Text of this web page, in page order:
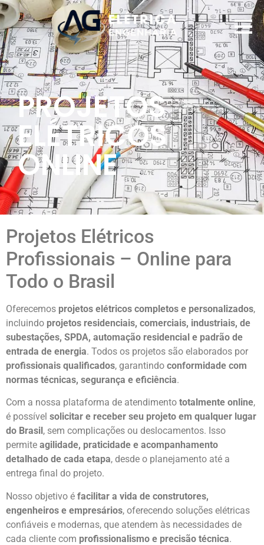
PROJETOS
ELÉTRICOS
ONLINE
Projetos Elétricos
Profissionais – Online para
Todo o Brasil
Oferecemos projetos elétricos completos e personalizados,
incluindo projetos residenciais, comerciais, industriais, de
subestações, SPDA, automação residencial e padrão de
entrada de energia. Todos os projetos são elaborados por
profissionais qualificados, garantindo conformidade com
normas técnicas, segurança e eficiência.
Com a nossa plataforma de atendimento totalmente online,
é possível solicitar e receber seu projeto em qualquer lugar
do Brasil , sem complicações ou deslocamentos. Isso
permite agilidade, praticidade e acompanhamento
detalhado de cada etapa, desde o planejamento até a
entrega final do projeto.
Nosso objetivo é facilitar a vida de construtores,
engenheiros e empresários, oferecendo soluções elétricas
confiáveis e modernas, que atendem às necessidades de
cada cliente com profissionalismo e precisão técnica.